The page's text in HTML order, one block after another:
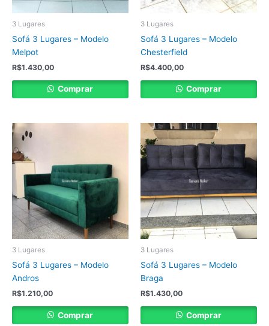
3 Lugares
Sofá 3 Lugares – Modelo
Melpot
R$1.430,00
Comprar
3 Lugares
Sofá 3 Lugares – Modelo
Chesterfield
R$4.400,00
Comprar
3 Lugares
Sofá 3 Lugares – Modelo
Andros
R$1.210,00
Comprar
3 Lugares
Sofá 3 Lugares – Modelo
Braga
R$1.430,00
Comprar